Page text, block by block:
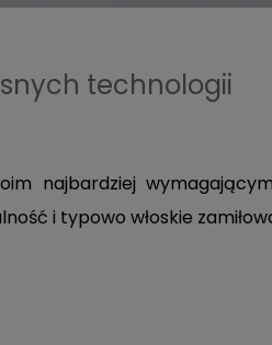
technologii
najbardziej
i typowo włoskie